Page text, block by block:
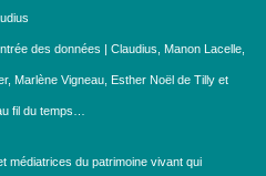
des données | Claudius, Manon Lacelle,
Marlène Vigneau, Esther Noël de Tilly et
fil du temps…
médiatrices du patrimoine vivant qui